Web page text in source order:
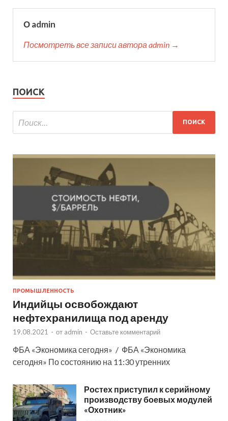
О admin
Посмотреть все записи автора admin →
ПОИСК
ПРОМЫШЛЕННОСТЬ
Индийцы освобождают
нефтехранилища под аренду
19.08.2021 - от admin - Оставьте комментарий
ФБА «Экономика сегодня» / ФБА «Экономика
сегодня» По состоянию на 11:30 утренних
Ростех приступил к серийному
производству боевых модулей
«Охотник»